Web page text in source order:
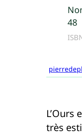
48
L’Ours
très